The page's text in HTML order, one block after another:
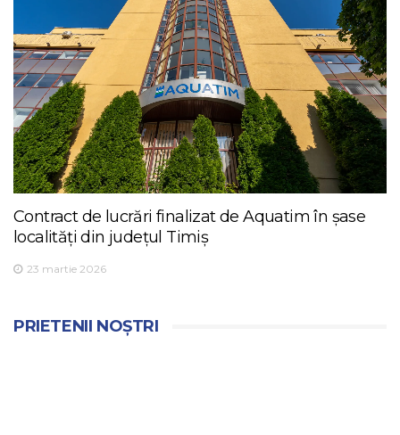
Contract de lucrări finalizat de Aquatim în șase
localități din județul Timiș
23 martie 2026
PRIETENII NOȘTRI